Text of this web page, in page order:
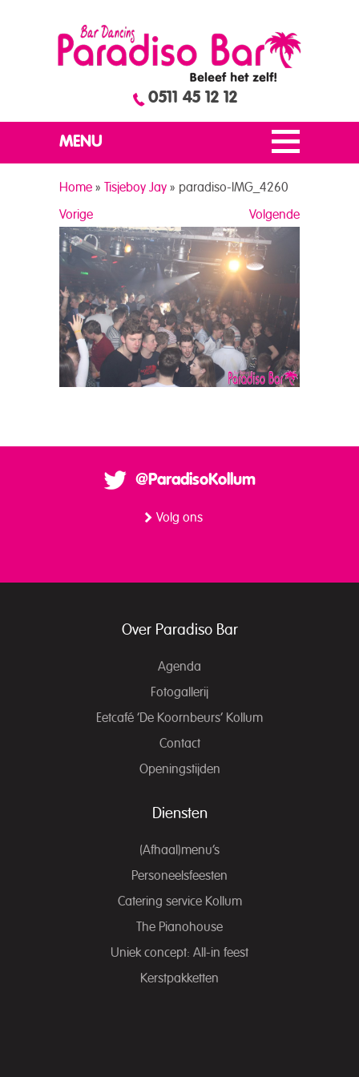
0511 45 12 12
MENU
Home » Tisjeboy Jay » paradiso-IMG_4260
Volgende
Vorige
@ParadisoKollum
Volg ons
Over Paradiso Bar
Agenda
Fotogallerij
Eetcafé ‘De Koornbeurs’ Kollum
Contact
Openingstijden
Diensten
(Afhaal)menu’s
Personeelsfeesten
Catering service Kollum
The Pianohouse
Uniek concept: All-in feest
Kerstpakketten